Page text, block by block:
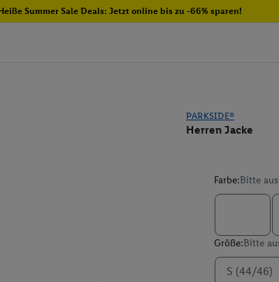
Summer Sale Deals: Jetzt online bis zu -66% sparen!
PARKSIDE®
Herren Jacke
Farbe:Bitte
Größe:Bitte
S (44/46)